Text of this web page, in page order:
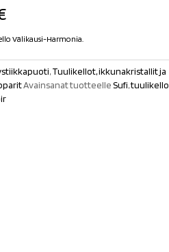
Välikausi-Harmonia.
,Tuulikellot, ikkunakristallit ja
Avainsanat tuotteelleSufi,tuulikello